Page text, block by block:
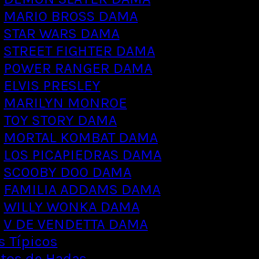
MARIO BROSS DAMA
STAR WARS DAMA
STREET FIGHTER DAMA
POWER RANGER DAMA
ELVIS PRESLEY
MARILYN MONROE
TOY STORY DAMA
MORTAL KOMBAT DAMA
LOS PICAPIEDRAS DAMA
SCOOBY DOO DAMA
FAMILIA ADDAMS DAMA
WILLY WONKA DAMA
V DE VENDETTA DAMA
Típicos